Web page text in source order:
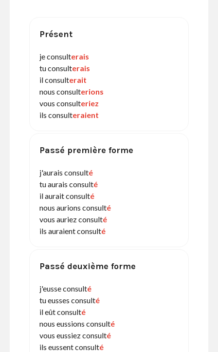
Présent
je consulterais
tu consulterais
il consulterait
nous consulterions
vous consulteriez
ils consulteraient
Passé première forme
j'aurais consulté
tu aurais consulté
il aurait consulté
nous aurions consulté
vous auriez consulté
ils auraient consulté
Passé deuxième forme
j'eusse consulté
tu eusses consulté
il eût consulté
nous eussions consulté
vous eussiez consulté
ils eussent consulté